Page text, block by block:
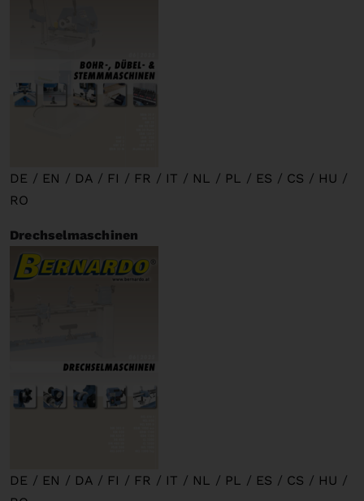
DE / EN / DA / FI / FR / IT / NL / PL / ES / CS / HU /
RO
Drechselmaschinen
DE / EN / DA / FI / FR / IT / NL / PL / ES / CS / HU /